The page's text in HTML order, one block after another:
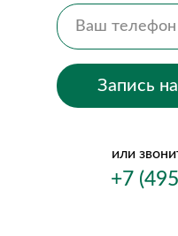
Запись
или
+7